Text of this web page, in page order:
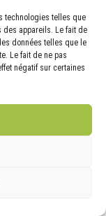
technologies telles que
des appareils. Le fait de
données telles que le
Le fait de ne pas
négatif sur certaines